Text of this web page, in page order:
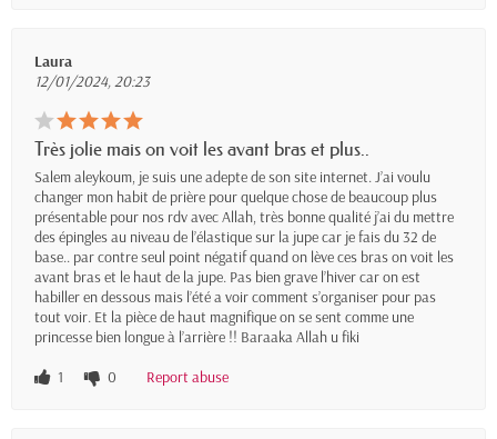
Laura
12/01/2024, 20:23
Très jolie mais on voit les avant bras et plus..
Salem aleykoum, je suis une adepte de son site internet. J’ai voulu
changer mon habit de prière pour quelque chose de beaucoup plus
présentable pour nos rdv avec Allah, très bonne qualité j’ai du mettre
des épingles au niveau de l’élastique sur la jupe car je fais du 32 de
base.. par contre seul point négatif quand on lève ces bras on voit les
avant bras et le haut de la jupe. Pas bien grave l’hiver car on est
habiller en dessous mais l’été a voir comment s’organiser pour pas
tout voir. Et la pièce de haut magnifique on se sent comme une
princesse bien longue à l’arrière !! Baraaka Allah u fiki
1
0 Report abuse